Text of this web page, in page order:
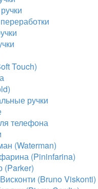
Touch)
ручки
телефона
(Waterman)
(Pininfarina)
(Parker)
(Bruno Viskonti)